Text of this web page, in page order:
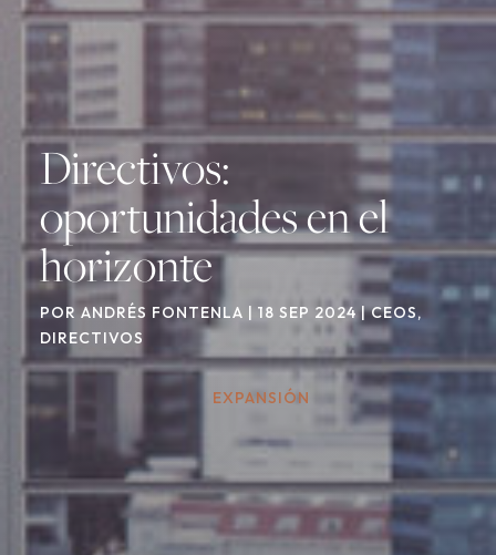
Directivos:
oportunidades en el
horizonte
PORANDRÉS FONTENLA 18 SEP 2024 |CEOS,
DIRECTIVOS
EXPANSIÓN